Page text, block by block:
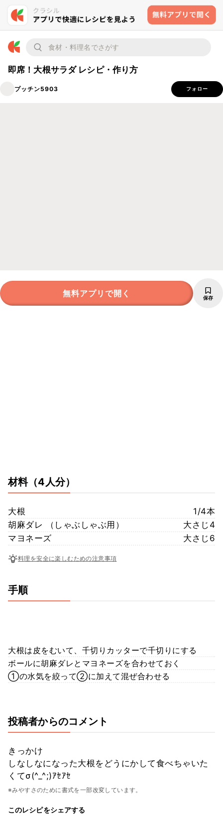
即席！大根サラダ レシピ・作り方
プッチン5903 フォロー
無料アプリで開く 保存
材料（4人分）
大根
1/4本
胡麻ダレ （しゃぶしゃぶ用）
大さじ4
マヨネーズ
大さじ6
料理を安全に楽しむための注意事項
手順
大根は皮をむいて、千切りカッターで千切りにする
ボールに胡麻ダレとマヨネーズを合わせておく
①の水気を絞って②に加えて混ぜ合わせる
投稿者からのコメント
きっかけ
しなしなになった大根をどうにかして食べちゃいた
くてσ(^_^;)ｱｾｱｾ
※みやすさのために書式を一部改変しています。
このレシピをシェアする